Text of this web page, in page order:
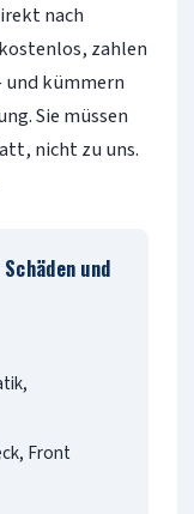
nach
zahlen
und kümmern
Sie müssen
nicht zu uns.
und
Front